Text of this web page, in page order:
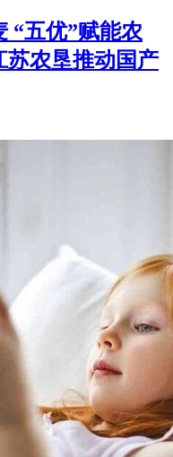
“五优”赋能农
苏农垦推动国产